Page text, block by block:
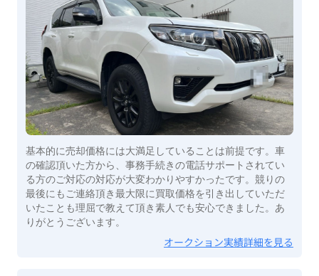
基本的に売却価格には大満足していることは前提です。車
の確認頂いた方から、事務手続きの電話サポートされてい
る方のご対応の対応が大変わかりやすかったです。競りの
最後にもご連絡頂き最大限に買取価格を引き出していただ
いたことも理屈で教えて頂き素人でも安心できました。あ
りがとうございます。
オークション実績詳細を見る